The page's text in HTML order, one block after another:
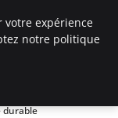
durable
votre expérience
notre politique